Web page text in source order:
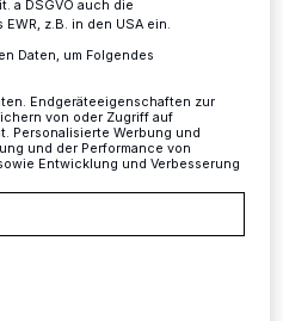
von IVO. Der Mettmanner
Single veröffentlicht.
Minute Lesezeit
a DSGVO auch die
z.B. in den USA ein.
Daten, um Folgendes
Endgeräteeigenschaften zur
von oder Zugriff auf
Personalisierte Werbung und
und der Performance von
Entwicklung und Verbesserung